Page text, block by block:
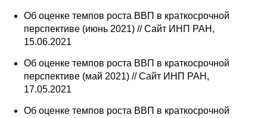
Об оценке темпов роста ВВП в краткосрочной
перспективе (июнь 2021) // Сайт ИНП РАН,
15.06.2021
Об оценке темпов роста ВВП в краткосрочной
перспективе (май 2021) // Сайт ИНП РАН,
17.05.2021
Об оценке темпов роста ВВП в краткосрочной